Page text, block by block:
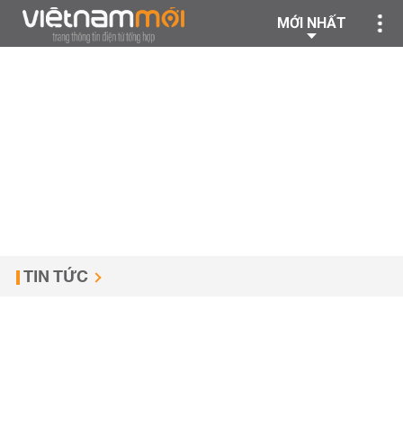
MỚI NHẤT
TIN TỨC